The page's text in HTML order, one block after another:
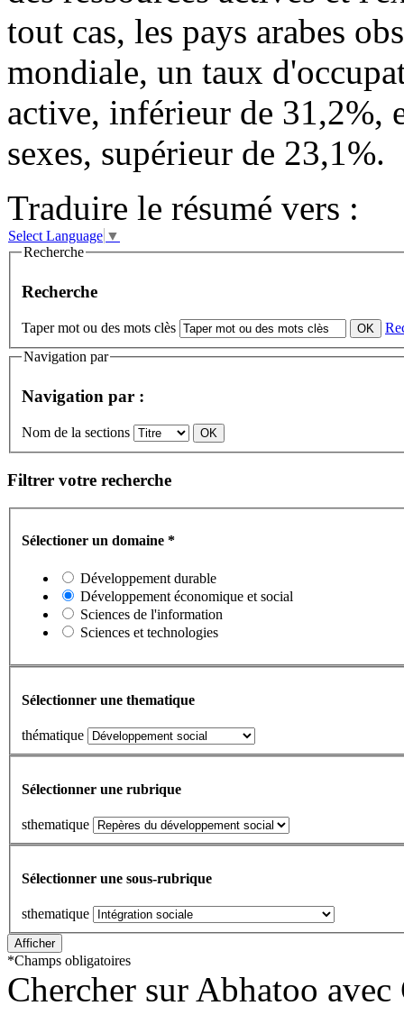
tout cas, les pays arabes
mondiale, un taux
active, inférieur de 31,2%,
sexes, supérieur de 23,1%.
Traduire le résumé vers :
Select Language ▼
Recherche
Recherche
Taper mot ou des mots clès
Navigation par
Navigation par :
Nom de la sections
Filtrer votre recherche
Sélectioner un domaine *
Développement durable
Développement économique et social
Sciences de l'information
Sciences et technologies
Sélectionner une thematique
thématique
Sélectionner une rubrique
sthematique
Sélectionner une sous-rubrique
sthematique
*Champs obligatoires
Chercher sur Abhatoo